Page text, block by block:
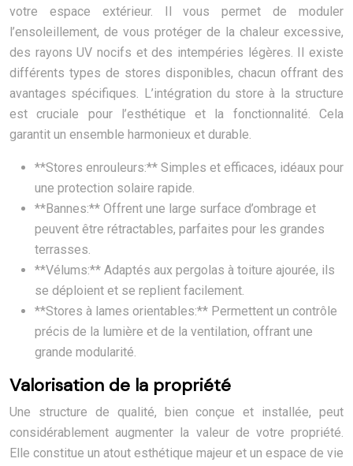
votre espace extérieur. Il vous permet de moduler
l’ensoleillement, de vous protéger de la chaleur excessive,
des rayons UV nocifs et des intempéries légères. Il existe
différents types de stores disponibles, chacun offrant des
avantages spécifiques. L’intégration du store à la structure
est cruciale pour l’esthétique et la fonctionnalité. Cela
garantit un ensemble harmonieux et durable.
**Stores enrouleurs:** Simples et efficaces, idéaux pour
une protection solaire rapide.
**Bannes:** Offrent une large surface d’ombrage et
peuvent être rétractables, parfaites pour les grandes
terrasses.
**Vélums:** Adaptés aux pergolas à toiture ajourée, ils
se déploient et se replient facilement.
**Stores à lames orientables:** Permettent un contrôle
précis de la lumière et de la ventilation, offrant une
grande modularité.
Valorisation de la propriété
Une structure de qualité, bien conçue et installée, peut
considérablement augmenter la valeur de votre propriété.
Elle constitue un atout esthétique majeur et un espace de vie